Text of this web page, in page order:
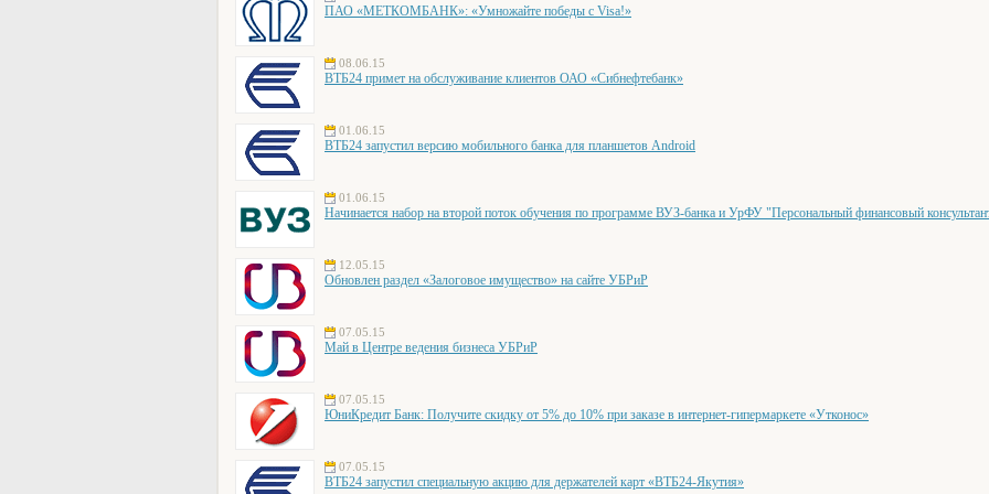
ПАО «МЕТКОМБАНК»: «Умножайте победы с Visa!»
08.06.15
ВТБ24 примет на обслуживание клиентов ОАО «Сибнефтебанк»
01.06.15
ВТБ24 запустил версию мобильного банка для планшетов Android
01.06.15
Начинается набор на второй поток обучения по программе ВУЗ-банка и УрФУ "Персональный финансовый
12.05.15
Обновлен раздел «Залоговое имущество» на сайте УБРиР
07.05.15
Май в Центре ведения бизнеса УБРиР
07.05.15
ЮниКредит Банк: Получите скидку от 5% до 10% при заказе в интернет-гипермаркете «Утконос»
07.05.15
ВТБ24 запустил специальную акцию для держателей карт «ВТБ24-Якутия»